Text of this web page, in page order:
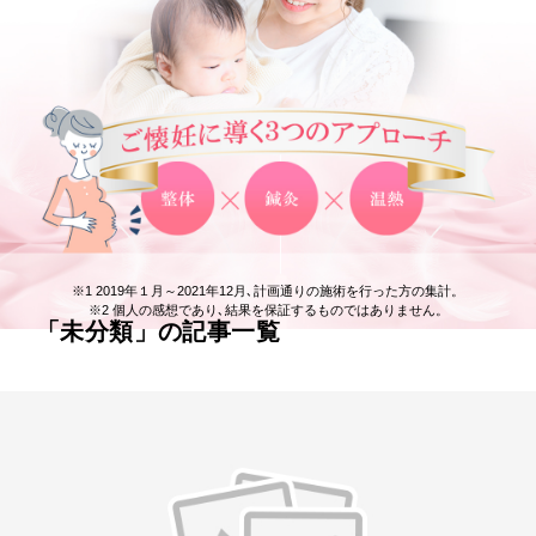
※1 2019年１月～2021年12月､計画通りの施術を行った方の集計。
※2 個人の感想であり､結果を保証するものではありません。
「未分類」の記事一覧